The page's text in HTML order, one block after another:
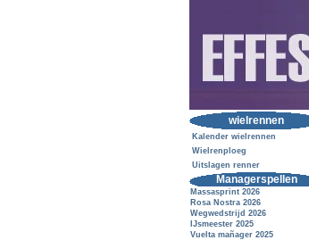
wielrennen
Kalender wielrennen
Wielrenploeg
Uitslagen renner
Managerspellen
Massasprint 2026
Rosa Nostra 2026
Wegwedstrijd 2026
IJsmeester 2025
Vuelta mañager 2025